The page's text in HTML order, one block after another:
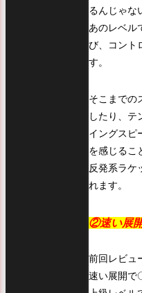
るんじゃな
あのレベル
び、コント
す。
そこまでの
したり、テ
イングスピ
を感じるこ
反発系ラケ
れます。
②速い展
前回レビュ
速い展開で